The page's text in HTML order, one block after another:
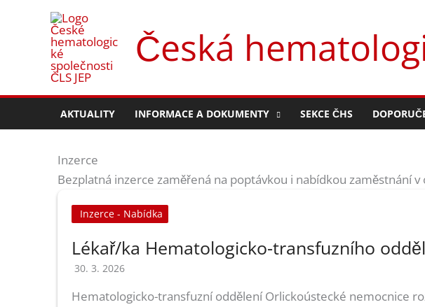
Česká
AKTUALITY INFORMACE A DOKUMENTY SEKCE ČHS
Inzerce
Bezplatná inzerce zaměřená na poptávkou i nabídkou zaměstnání
Inzerce - Nabídka
Lékař/ka Hematologicko-transfuzního
30. 3. 2026
Hematologicko-transfuzní oddělení Orlickoústecké nemocnice